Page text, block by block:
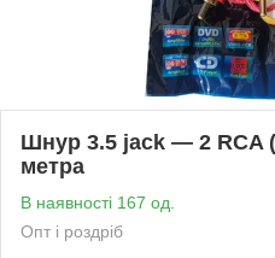
Шнур 3.5 jack — 2 RCA
метра
В наявності 167 од.
Опт і роздріб